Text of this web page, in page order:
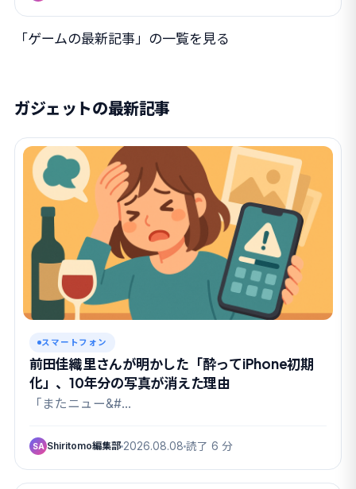
「ゲームの最新記事」の一覧を見る
ガジェットの最新記事
スマートフォン
前田佳織里さんが明かした「酔ってiPhone初期
化」、10年分の写真が消えた理由
「またニュー&#…
SA Shiritomo編集部 2026.08.08 読了 6 分